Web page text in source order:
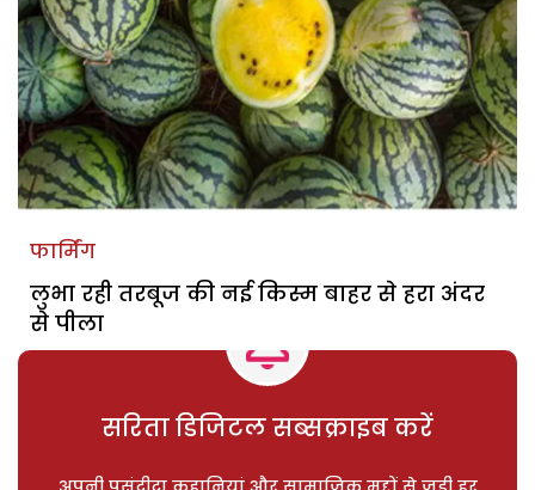
फार्मिंग
लुभा रही तरबूज की नई किस्म बाहर से हरा अंदर
से पीला
सरिता डिजिटल सब्सक्राइब करें